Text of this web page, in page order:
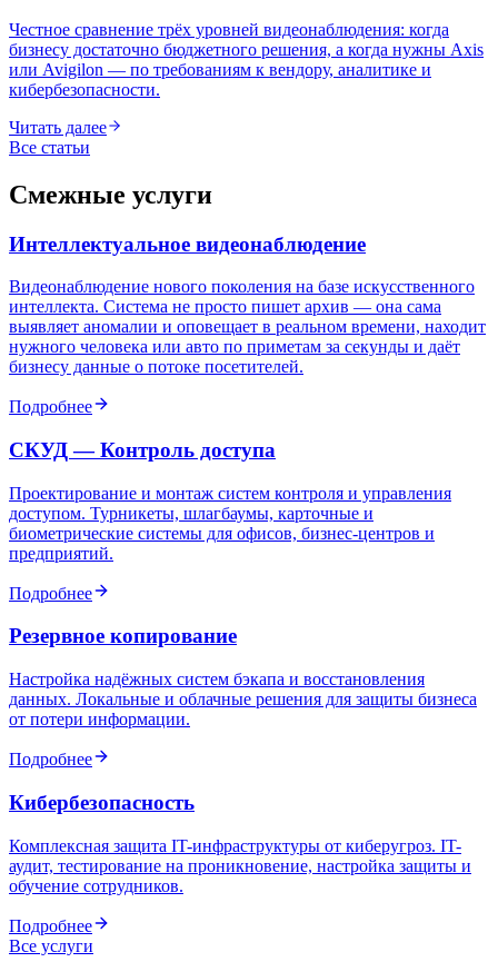
Честное сравнение трёх уровней видеонаблюдения: когда
бизнесу достаточно бюджетного решения, а когда нужны Axis
или Avigilon — по требованиям к вендору, аналитике и
кибербезопасности.
Читать далее
Все статьи
Смежные услуги
Интеллектуальное видеонаблюдение
Видеонаблюдение нового поколения на базе искусственного
интеллекта. Система не просто пишет архив — она сама
выявляет аномалии и оповещает в реальном времени, находит
нужного человека или авто по приметам за секунды и даёт
бизнесу данные о потоке посетителей.
Подробнее
СКУД — Контроль доступа
Проектирование и монтаж систем контроля и управления
доступом. Турникеты, шлагбаумы, карточные и
биометрические системы для офисов, бизнес-центров и
предприятий.
Подробнее
Резервное копирование
Настройка надёжных систем бэкапа и восстановления
данных. Локальные и облачные решения для защиты бизнеса
от потери информации.
Подробнее
Кибербезопасность
Комплексная защита IT-инфраструктуры от киберугроз. IT-
аудит, тестирование на проникновение, настройка защиты и
обучение сотрудников.
Подробнее
Все услуги